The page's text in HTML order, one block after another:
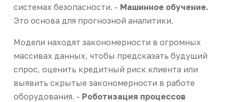
системах безопасности. - Машинное обучение.
Это основа для прогнозной аналитики.
Модели находят закономерности в огромных
массивах данных, чтобы предсказать будущий
спрос, оценить кредитный риск клиента или
выявить скрытые закономерности в работе
оборудования. - Роботизация процессов